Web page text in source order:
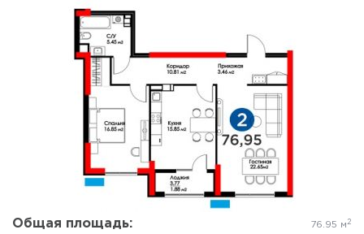
Общая площадь: 76.95 м 2
Да, удалить